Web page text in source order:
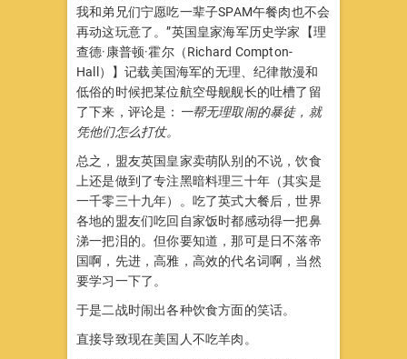
我和弟兄们宁愿吃一辈子SPAM午餐肉也不会
再动这玩意了。”英国皇家海军历史学家【理
查德·康普顿·霍尔（Richard Compton-
Hall）】记载美国海军的无理、纪律散漫和
低俗的时候把某位航空母舰舰长的吐槽了留
了下来，评论是： 一帮无理取闹的暴徒，就
凭他们怎么打仗。
总之，盟友英国皇家卖萌队别的不说，饮食
上还是做到了专注黑暗料理三十年（其实是
一千零三十九年）。吃了英式大餐后，世界
各地的盟友们吃回自家饭时都感动得一把鼻
涕一把泪的。但你要知道，那可是日不落帝
国啊，先进，高雅，高效的代名词啊，当然
要学习一下了。
于是二战时闹出各种饮食方面的笑话。
直接导致现在美国人不吃羊肉。